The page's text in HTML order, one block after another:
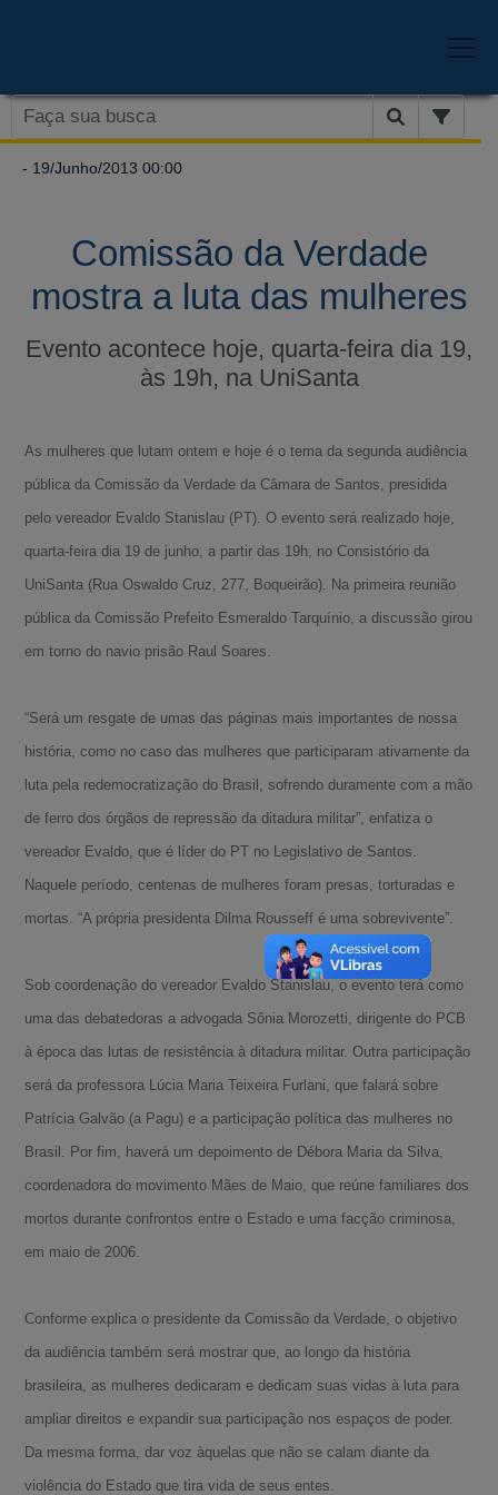
- 19/Junho/2013 00:00
Comissão da Verdade
mostra a luta das mulheres
Evento acontece hoje, quarta-feira dia 19,
às 19h, na UniSanta
As mulheres que lutam ontem e hoje é o tema da segunda audiência
pública da Comissão da Verdade da Câmara de Santos, presidida
pelo vereador Evaldo Stanislau (PT). O evento será realizado hoje,
quarta-feira dia 19 de junho, a partir das 19h, no Consistório da
UniSanta (Rua Oswaldo Cruz, 277, Boqueirão). Na primeira reunião
pública da Comissão Prefeito Esmeraldo Tarquínio, a discussão girou
em torno do navio prisão Raul Soares.
“Será um resgate de umas das páginas mais importantes de nossa
história, como no caso das mulheres que participaram ativamente da
luta pela redemocratização do Brasil, sofrendo duramente com a mão
de ferro dos órgãos de repressão da ditadura militar”, enfatiza o
vereador Evaldo, que é líder do PT no Legislativo de Santos.
Naquele período, centenas de mulheres foram presas, torturadas e
mortas. “A própria presidenta Dilma Rousseff é uma sobrevivente”.
Sob coordenação do vereador Evaldo Stanislau, o evento terá como
uma das debatedoras a advogada Sônia Morozetti, dirigente do PCB
à época das lutas de resistência à ditadura militar. Outra participação
será da professora Lúcia Maria Teixeira Furlani, que falará sobre
Patrícia Galvão (a Pagu) e a participação política das mulheres no
Brasil. Por fim, haverá um depoimento de Débora Maria da Silva,
coordenadora do movimento Mães de Maio, que reúne familiares dos
mortos durante confrontos entre o Estado e uma facção criminosa,
em maio de 2006.
Conforme explica o presidente da Comissão da Verdade, o objetivo
da audiência também será mostrar que, ao longo da história
brasileira, as mulheres dedicaram e dedicam suas vidas à luta para
ampliar direitos e expandir sua participação nos espaços de poder.
Da mesma forma, dar voz àquelas que não se calam diante da
violência do Estado que tira vida de seus entes.